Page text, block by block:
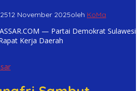
12 November 2025oleh KoMa
— Partai Demokrat Sulawesi
Kerja Daerah